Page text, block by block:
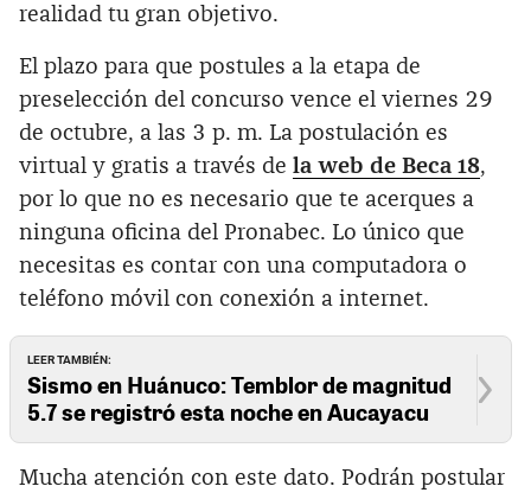
realidad tu gran objetivo.
El plazo para que postules a la etapa de
preselección del concurso vence el viernes 29
de octubre, a las 3 p. m. La postulación es
virtual y gratis a través de la web de Beca 18,
por lo que no es necesario que te acerques a
ninguna oficina del Pronabec. Lo único que
necesitas es contar con una computadora o
teléfono móvil con conexión a internet.
LEER TAMBIÉN:
Sismo en Huánuco: Temblor de magnitud
5.7 se registró esta noche en Aucayacu
Mucha atención con este dato. Podrán postular